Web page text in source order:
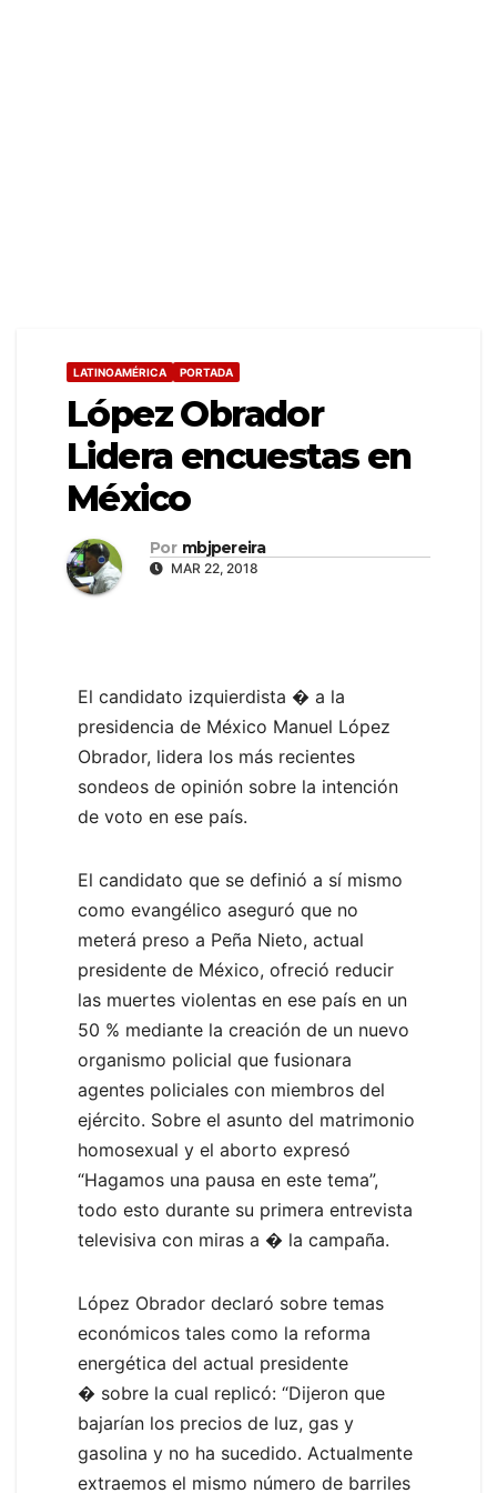
LATINOAMÉRICA PORTADA
López Obrador
Lidera encuestas en
México
Por mbjpereira
MAR 22, 2018
El candidato izquierdista � a la
presidencia de México Manuel López
Obrador, lidera los más recientes
sondeos de opinión sobre la intención
de voto en ese país.
El candidato que se definió a sí mismo
como evangélico aseguró que no
meterá preso a Peña Nieto, actual
presidente de México, ofreció reducir
las muertes violentas en ese país en un
50 % mediante la creación de un nuevo
organismo policial que fusionara
agentes policiales con miembros del
ejército. Sobre el asunto del matrimonio
homosexual y el aborto expresó
“Hagamos una pausa en este tema”,
todo esto durante su primera entrevista
televisiva con miras a � la campaña.
López Obrador declaró sobre temas
económicos tales como la reforma
energética del actual presidente
� sobre la cual replicó: “Dijeron que
bajarían los precios de luz, gas y
gasolina y no ha sucedido. Actualmente
extraemos el mismo número de barriles